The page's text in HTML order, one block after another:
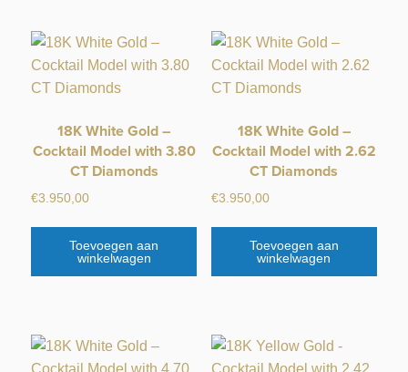
18K White Gold –
Cocktail Model with 3.80
CT Diamonds
€3.950,00
Toevoegen aan
winkelwagen
18K White Gold –
Cocktail Model with 2.62
CT Diamonds
€3.950,00
Toevoegen aan
winkelwagen